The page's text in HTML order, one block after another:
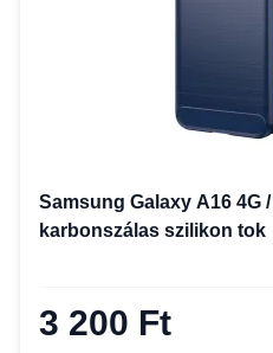
Samsung Galaxy A16 4G
karbonszálas szilikon tok
3 200 Ft